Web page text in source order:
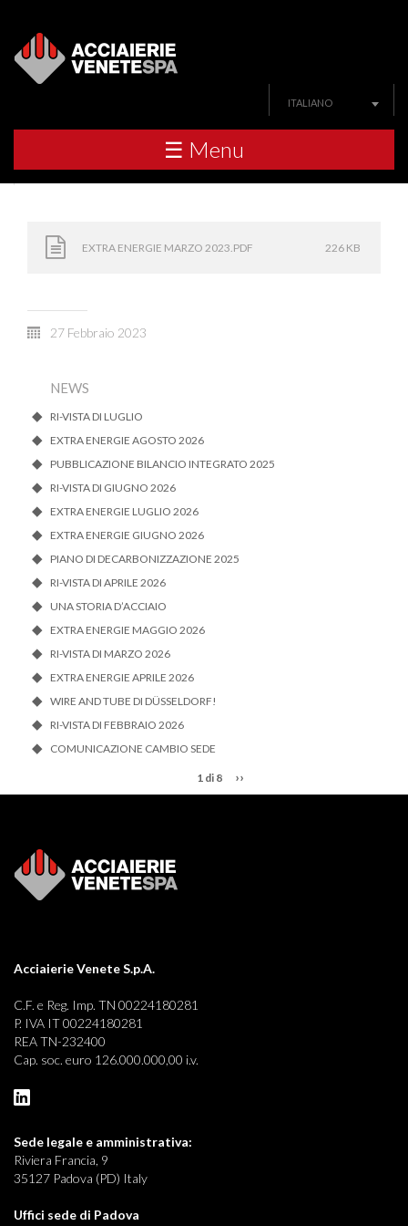
ITALIANO
☰ Menu
EXTRA ENERGIE MARZO 2023.PDF 226 KB
27 Febbraio 2023
NEWS
RI-VISTA DI LUGLIO
EXTRA ENERGIE AGOSTO 2026
PUBBLICAZIONE BILANCIO INTEGRATO 2025
RI-VISTA DI GIUGNO 2026
EXTRA ENERGIE LUGLIO 2026
EXTRA ENERGIE GIUGNO 2026
PIANO DI DECARBONIZZAZIONE 2025
RI-VISTA DI APRILE 2026
UNA STORIA D’ACCIAIO
EXTRA ENERGIE MAGGIO 2026
RI-VISTA DI MARZO 2026
EXTRA ENERGIE APRILE 2026
WIRE AND TUBE DI DÜSSELDORF!
RI-VISTA DI FEBBRAIO 2026
COMUNICAZIONE CAMBIO SEDE
1 di 8 ››
Acciaierie Venete S.p.A.
C.F. e Reg. Imp. TN 00224180281
P. IVA IT 00224180281
REA TN-232400
Cap. soc. euro 126.000.000,00 i.v.
Sede legale e amministrativa:
Riviera Francia, 9
35127 Padova (PD) Italy
Uffici sede di Padova